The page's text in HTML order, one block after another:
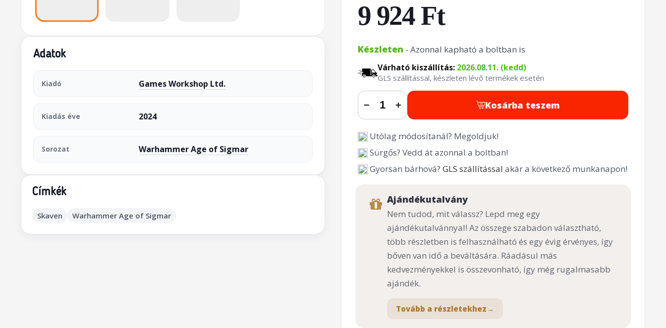
Adatok
Kiadó Games Workshop Ltd.
Kiadás éve 2024
Sorozat Warhammer Age of Sigmar
Címkék
Skaven Warhammer Age of Sigmar
9 924 Ft
Készleten - Azonnal kapható a boltban is
Várható kiszállítás: 2026.08.11. (kedd)
GLS szállítással, készleten lévő termékek esetén
− + Kosárba teszem
Utólag módosítanál? Megoldjuk!
Sürgős? Vedd át azonnal a boltban!
Gyorsan bárhová? GLS szállítással akár a következő munkanapon!
Ajándékutalvány
Nem tudod, mit válassz? Lepd meg egy
ajándékutalvánnyal! Az összege szabadon választható,
több részletben is felhasználható és egy évig érvényes, így
bőven van idő a beváltására. Ráadásul más
kedvezményekkel is összevonható, így még rugalmasabb
ajándék.
Tovább a részletekhez →